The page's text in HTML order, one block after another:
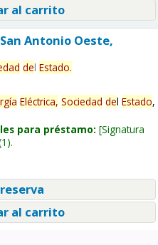
al carrito
Antonio Oeste,
del Estado.
Eléctrica, Sociedad del Estado,
para préstamo: Signatura
al carrito